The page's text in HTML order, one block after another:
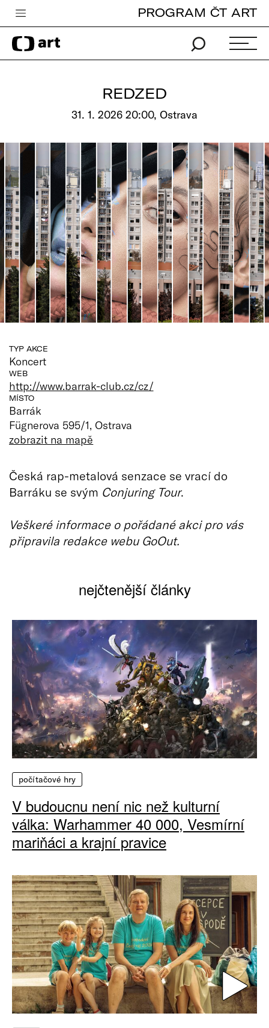
Česká televize
Zpravodajství
Pro děti
edu
Vše o ČT
PROGRAM ČT ART
REDZED
31. 1. 2026 20:00, Ostrava
TYP AKCE
Koncert
WEB
http://www.barrak-club.cz/cz/
MÍSTO
Barrák
Fügnerova 595/1, Ostrava
zobrazit na mapě
Česká rap-metalová senzace se vrací do
Barráku se svým Conjuring Tour.
Veškeré informace o pořádané akci pro vás
připravila redakce webu GoOut.
nejčtenější články
počítačové hry
V budoucnu není nic než kulturní
válka: Warhammer 40 000, Vesmírní
mariňáci a krajní pravice